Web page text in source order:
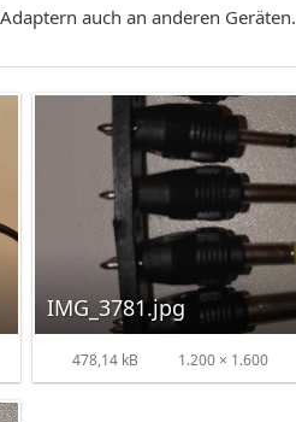
auch an anderen Geräten.
IMG_3781.jpg
478,14 kB 1.200 × 1.600